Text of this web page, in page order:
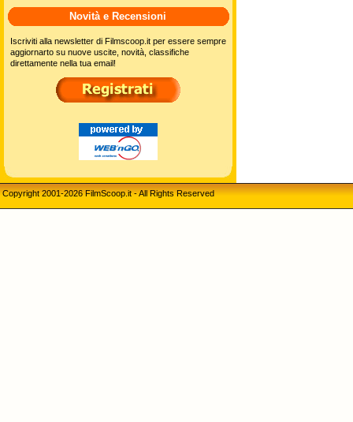
Novità e Recensioni
Iscriviti alla newsletter di Filmscoop.it per essere sempre
aggiornarto su nuove uscite, novità, classifiche
direttamente nella tua email!
Copyright 2001-2026 FilmScoop.it - All Rights Reserved